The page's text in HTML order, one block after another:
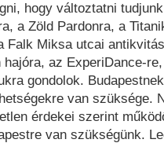
hogy változtatni
a Zöld Pardonra, a
Falk Miksa utcai
az ExperiDance-
gondolok.
van szüksége.
érdekei szerint
van szükségünk.